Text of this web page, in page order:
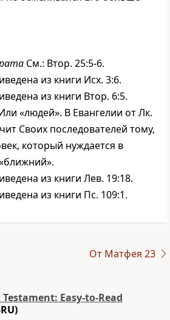
См.: Втор. 25:5-6.
из книги Исх. 3:6.
из книги Втор. 6:5.
«людей». В Евангелии от Лк.
Своих последователей тому,
который нуждается в
из книги Лев. 19:18.
из книги Пс. 109:1.
От Матфея 23
Easy-to-Read